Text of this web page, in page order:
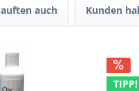
auch Kunden
TIPP!